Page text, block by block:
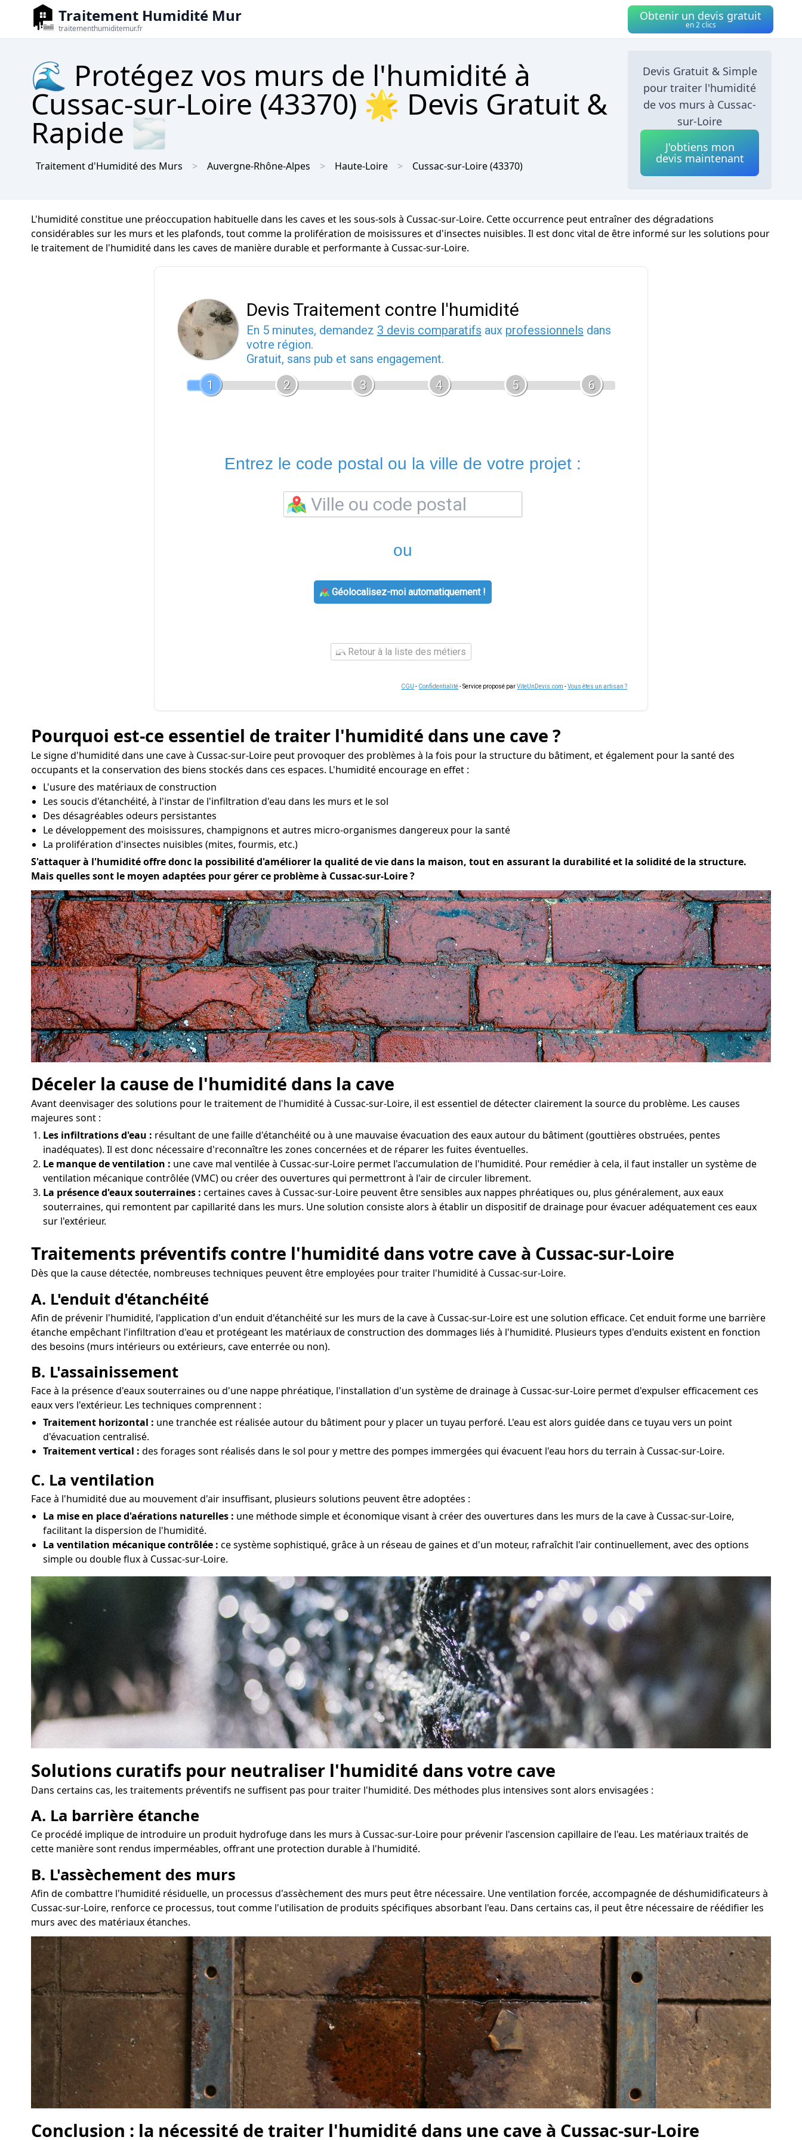
Traitement Humidité Mur
traitementhumiditemur.fr
Obtenir un devis gratuit
en 2 clics
🌊 Protégez vos murs de l'humidité à
Cussac-sur-Loire (43370) 🌟 Devis Gratuit &
Rapide 🌫
Traitement d'Humidité des Murs Auvergne-Rhône-Alpes Haute-Loire Cussac-sur-Loire(43370)
Devis Gratuit & Simple
pour traiter l'humidité
de vos murs à Cussac-
sur-Loire
J'obtiens mon
devis maintenant
L'humidité constitue une préoccupation habituelle dans les caves et les sous-sols à Cussac-sur-Loire. Cette occurrence peut entraîner des dégradations
considérables sur les murs et les plafonds, tout comme la prolifération de moisissures et d'insectes nuisibles. Il est donc vital de être informé sur les solutions pour
le traitement de l'humidité dans les caves de manière durable et performante à Cussac-sur-Loire.
Devis Traitement contre l'humidité
En 5 minutes, demandez 3 devis comparatifs aux professionnels dans
votre région.
Gratuit, sans pub et sans engagement.
1
2 3 4 5 6
Entrez le code postal ou la ville de votre projet :
ou
Géolocalisez-moi automatiquement !
Retour à la liste des métiers
CGU - Confidentialité- Service proposé parViteUnDevis.com -Vous êtes un artisan ?
Pourquoi est-ce essentiel de traiter l'humidité dans une cave ?
Le signe d'humidité dans une cave à Cussac-sur-Loire peut provoquer des problèmes à la fois pour la structure du bâtiment, et également pour la santé des
occupants et la conservation des biens stockés dans ces espaces. L'humidité encourage en effet :
L'usure des matériaux de construction
Les soucis d'étanchéité, à l'instar de l'infiltration d'eau dans les murs et le sol
Des désagréables odeurs persistantes
Le développement des moisissures, champignons et autres micro-organismes dangereux pour la santé
La prolifération d'insectes nuisibles (mites, fourmis, etc.)
S'attaquer à l'humidité offre donc la possibilité d'améliorer la qualité de vie dans la maison, tout en assurant la durabilité et la solidité de la structure.
Mais quelles sont le moyen adaptées pour gérer ce problème à Cussac-sur-Loire ?
Déceler la cause de l'humidité dans la cave
Avant deenvisager des solutions pour le traitement de l'humidité à Cussac-sur-Loire, il est essentiel de détecter clairement la source du problème. Les causes
majeures sont :
Les infiltrations d'eau : résultant de une faille d'étanchéité ou à une mauvaise évacuation des eaux autour du bâtiment (gouttières obstruées, pentes
inadéquates). Il est donc nécessaire d'reconnaître les zones concernées et de réparer les fuites éventuelles.
Le manque de ventilation : une cave mal ventilée à Cussac-sur-Loire permet l'accumulation de l'humidité. Pour remédier à cela, il faut installer un système de
ventilation mécanique contrôlée (VMC) ou créer des ouvertures qui permettront à l'air de circuler librement.
La présence d'eaux souterraines : certaines caves à Cussac-sur-Loire peuvent être sensibles aux nappes phréatiques ou, plus généralement, aux eaux
souterraines, qui remontent par capillarité dans les murs. Une solution consiste alors à établir un dispositif de drainage pour évacuer adéquatement ces eaux
sur l'extérieur.
Traitements préventifs contre l'humidité dans votre cave à Cussac-sur-Loire
Dès que la cause détectée, nombreuses techniques peuvent être employées pour traiter l'humidité à Cussac-sur-Loire.
A. L'enduit d'étanchéité
Afin de prévenir l'humidité, l'application d'un enduit d'étanchéité sur les murs de la cave à Cussac-sur-Loire est une solution efficace. Cet enduit forme une barrière
étanche empêchant l'infiltration d'eau et protégeant les matériaux de construction des dommages liés à l'humidité. Plusieurs types d'enduits existent en fonction
des besoins (murs intérieurs ou extérieurs, cave enterrée ou non).
B. L'assainissement
Face à la présence d'eaux souterraines ou d'une nappe phréatique, l'installation d'un système de drainage à Cussac-sur-Loire permet d'expulser efficacement ces
eaux vers l'extérieur. Les techniques comprennent :
Traitement horizontal : une tranchée est réalisée autour du bâtiment pour y placer un tuyau perforé. L'eau est alors guidée dans ce tuyau vers un point
d'évacuation centralisé.
Traitement vertical : des forages sont réalisés dans le sol pour y mettre des pompes immergées qui évacuent l'eau hors du terrain à Cussac-sur-Loire.
C. La ventilation
Face à l'humidité due au mouvement d'air insuffisant, plusieurs solutions peuvent être adoptées :
La mise en place d'aérations naturelles : une méthode simple et économique visant à créer des ouvertures dans les murs de la cave à Cussac-sur-Loire,
facilitant la dispersion de l'humidité.
La ventilation mécanique contrôlée : ce système sophistiqué, grâce à un réseau de gaines et d'un moteur, rafraîchit l'air continuellement, avec des options
simple ou double flux à Cussac-sur-Loire.
Solutions curatifs pour neutraliser l'humidité dans votre cave
Dans certains cas, les traitements préventifs ne suffisent pas pour traiter l'humidité. Des méthodes plus intensives sont alors envisagées :
A. La barrière étanche
Ce procédé implique de introduire un produit hydrofuge dans les murs à Cussac-sur-Loire pour prévenir l'ascension capillaire de l'eau. Les matériaux traités de
cette manière sont rendus imperméables, offrant une protection durable à l'humidité.
B. L'assèchement des murs
Afin de combattre l'humidité résiduelle, un processus d'assèchement des murs peut être nécessaire. Une ventilation forcée, accompagnée de déshumidificateurs à
Cussac-sur-Loire, renforce ce processus, tout comme l'utilisation de produits spécifiques absorbant l'eau. Dans certains cas, il peut être nécessaire de réédifier les
murs avec des matériaux étanches.
Conclusion : la nécessité de traiter l'humidité dans une cave à Cussac-sur-Loire